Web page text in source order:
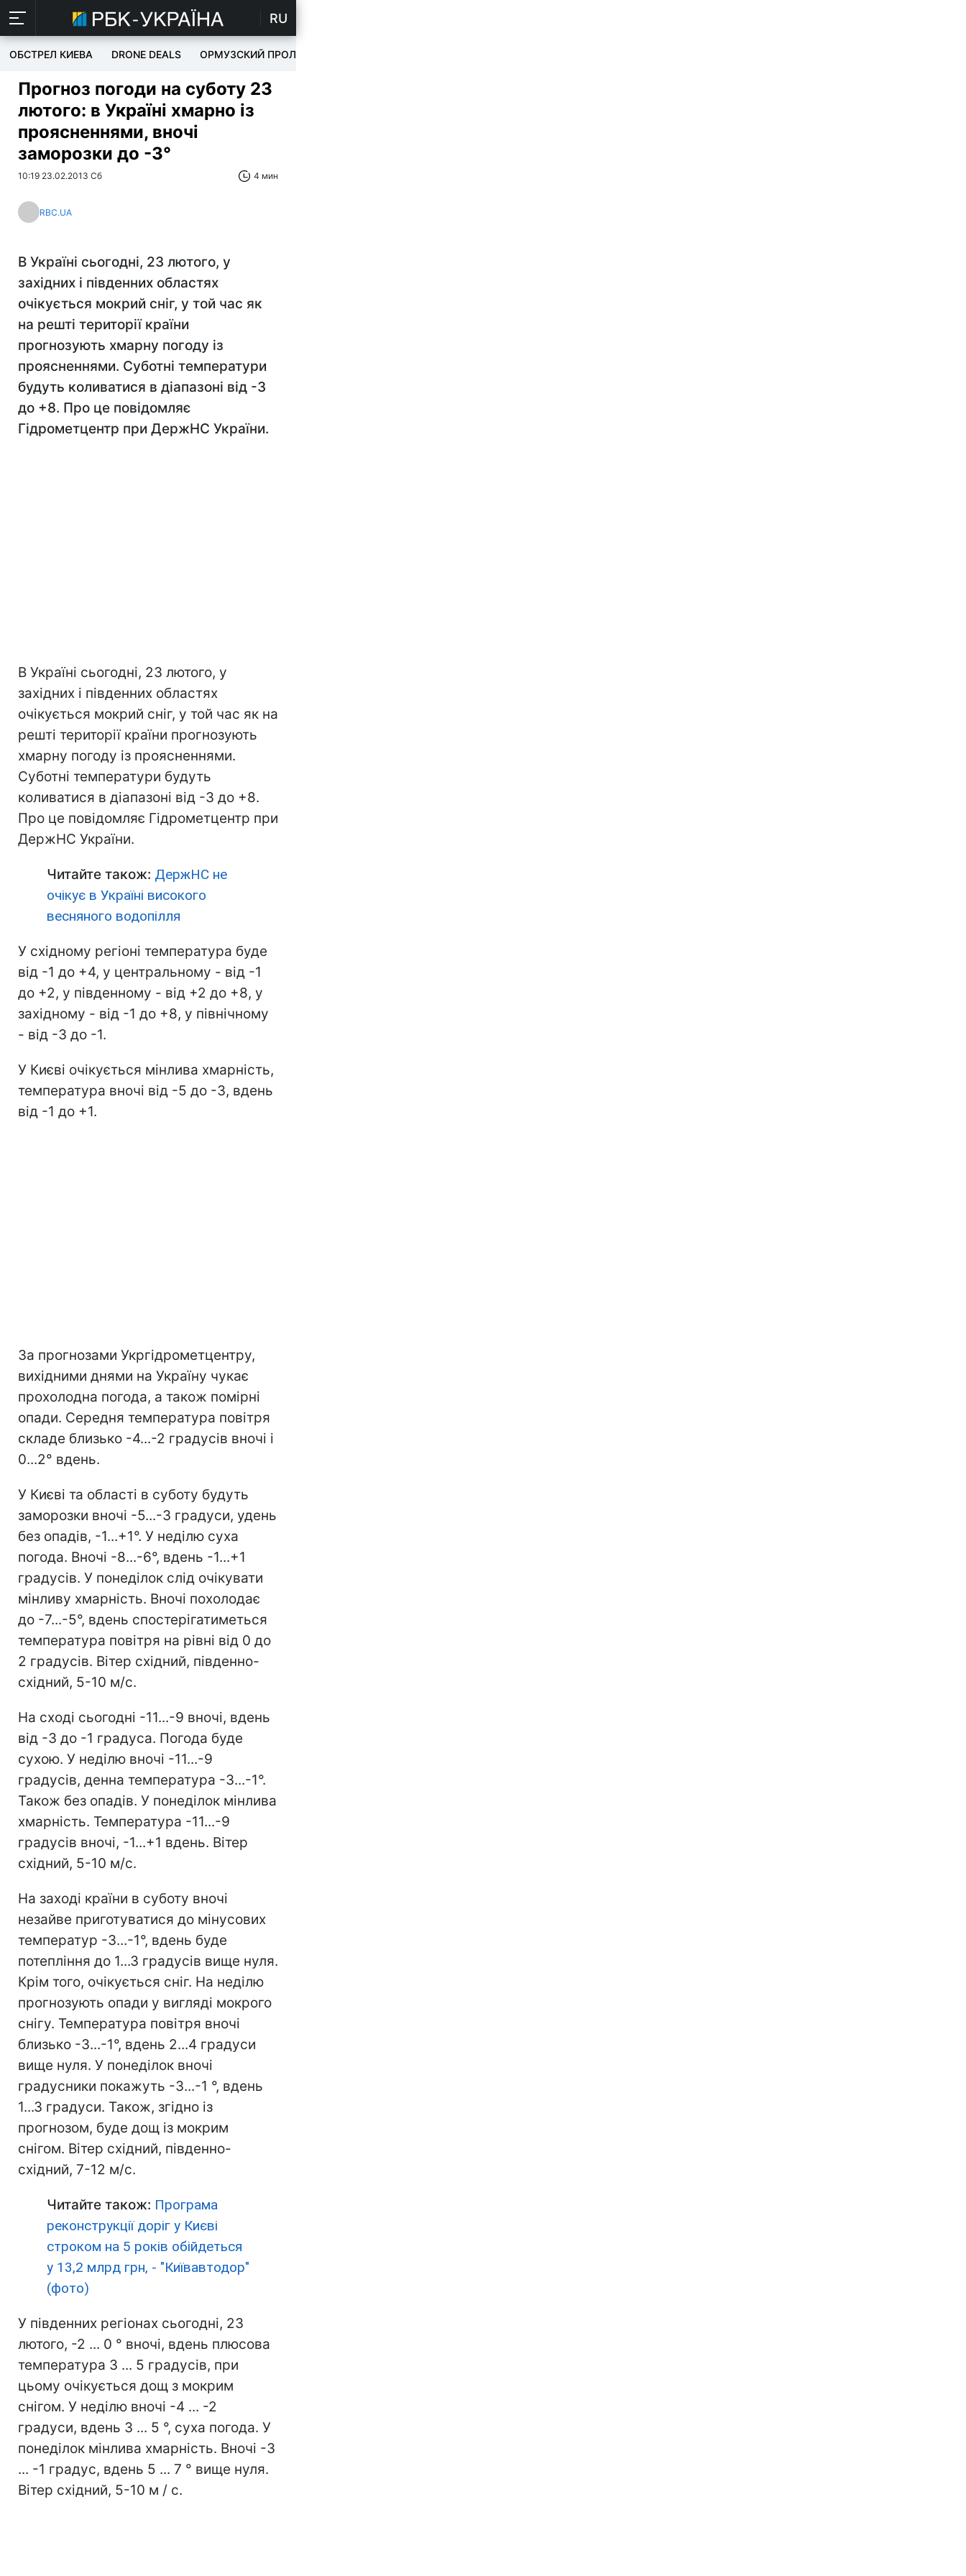
RU
ОБСТРЕЛ КИЕВА DRONE DEALS ОРМУЗСКИЙ ПРОЛИВ
Прогноз погоди на суботу 23
лютого: в Україні хмарно із
проясненнями, вночі
заморозки до -3°
10:19 23.02.2013 Сб 4 мин
RBC.UA
В Україні сьогодні, 23 лютого, у
західних і південних областях
очікується мокрий сніг, у той час як
на решті території країни
прогнозують хмарну погоду із
проясненнями. Суботні температури
будуть коливатися в діапазоні від -3
до +8. Про це повідомляє
Гідрометцентр при ДержНС України.
В Україні сьогодні, 23 лютого, у
західних і південних областях
очікується мокрий сніг, у той час як на
решті території країни прогнозують
хмарну погоду із проясненнями.
Суботні температури будуть
коливатися в діапазоні від -3 до +8.
Про це повідомляє Гідрометцентр при
ДержНС України.
Читайте також: ДержНС не
очікує в Україні високого
весняного водопілля
У східному регіоні температура буде
від -1 до +4, у центральному - від -1
до +2, у південному - від +2 до +8, у
західному - від -1 до +8, у північному
- від -3 до -1.
У Києві очікується мінлива хмарність,
температура вночі від -5 до -3, вдень
від -1 до +1.
За прогнозами Укргідрометцентру,
вихідними днями на Україну чукає
прохолодна погода, а також помірні
опади. Середня температура повітря
складе близько -4...-2 градусів вночі і
0...2° вдень.
У Києві та області в суботу будуть
заморозки вночі -5...-3 градуси, удень
без опадів, -1...+1°. У неділю суха
погода. Вночі -8...-6°, вдень -1...+1
градусів. У понеділок слід очікувати
мінливу хмарність. Вночі похолодає
до -7...-5°, вдень спостерігатиметься
температура повітря на рівні від 0 до
2 градусів. Вітер східний, південно-
східний, 5-10 м/с.
На сході сьогодні -11...-9 вночі, вдень
від -3 до -1 градуса. Погода буде
сухою. У неділю вночі -11...-9
градусів, денна температура -3...-1°.
Також без опадів. У понеділок мінлива
хмарність. Температура -11...-9
градусів вночі, -1...+1 вдень. Вітер
східний, 5-10 м/с.
На заході країни в суботу вночі
незайве приготуватися до мінусових
температур -3...-1°, вдень буде
потепління до 1...3 градусів вище нуля.
Крім того, очікується сніг. На неділю
прогнозують опади у вигляді мокрого
снігу. Температура повітря вночі
близько -3...-1°, вдень 2...4 градуси
вище нуля. У понеділок вночі
градусники покажуть -3...-1 °, вдень
1...3 градуси. Також, згідно із
прогнозом, буде дощ із мокрим
снігом. Вітер східний, південно-
східний, 7-12 м/с.
Читайте також: Програма
реконструкції доріг у Києві
строком на 5 років обійдеться
у 13,2 млрд грн, - "Київавтодор"
(фото)
У південних регіонах сьогодні, 23
лютого, -2 ... 0 ° вночі, вдень плюсова
температура 3 ... 5 градусів, при
цьому очікується дощ з мокрим
снігом. У неділю вночі -4 ... -2
градуси, вдень 3 ... 5 °, суха погода. У
понеділок мінлива хмарність. Вночі -3
... -1 градус, вдень 5 ... 7 ° вище нуля.
Вітер східний, 5-10 м / с.